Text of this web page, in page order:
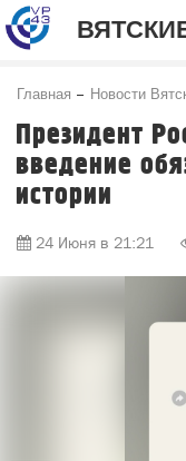
Главная Новости
Президент
введение
истории
24 Июня в 21:21